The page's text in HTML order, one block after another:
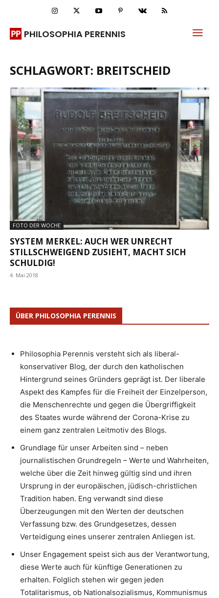
PHILOSOPHIA PERENNIS
SCHLAGWORT: BREITSCHEID
FOTO DER WOCHE
SYSTEM MERKEL: AUCH WER UNRECHT
STILLSCHWEIGEND ZUSIEHT, MACHT SICH
SCHULDIG!
4. Mai 2018
ÜBER PHILOSOPHIA PERENNIS
Philosophia Perennis versteht sich als liberal-
konservativer Blog, der durch den katholischen
Hintergrund seines Gründers geprägt ist. Der liberale
Aspekt des Kampfes für die Freiheit der Einzelperson,
die Menschenrechte und gegen die Übergriffigkeit
des Staates wurde während der Corona-Krise zu
einem ganz zentralen Leitmotiv des Blogs.
Grundlage für unser Arbeiten sind – neben
journalistischen Grundregeln – Werte und Wahrheiten,
welche über die Zeit hinweg gültig sind und ihren
Ursprung in der europäischen, jüdisch-christlichen
Tradition haben. Eng verwandt sind diese
Überzeugungen mit den Werten der deutschen
Verfassung bzw. des Grundgesetzes, dessen
Verteidigung eines unserer zentralen Anliegen ist.
Unser Engagement speist sich aus der Verantwortung,
diese Werte auch für künftige Generationen zu
erhalten. Folglich stehen wir gegen jeden
Totalitarismus, ob Nationalsozialismus, Kommunismus